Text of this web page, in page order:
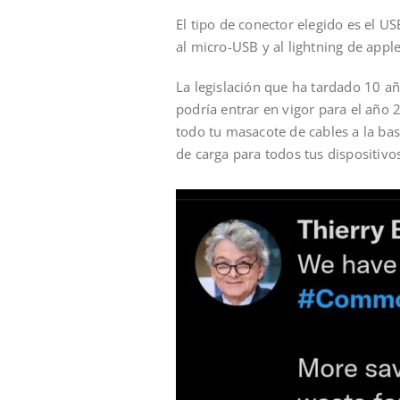
El tipo de conector elegido es el
al micro-USB y al lightning de
La legislación que ha tardado 10
podría entrar en vigor para el año
todo tu masacote de cables a la
de carga para todos tus